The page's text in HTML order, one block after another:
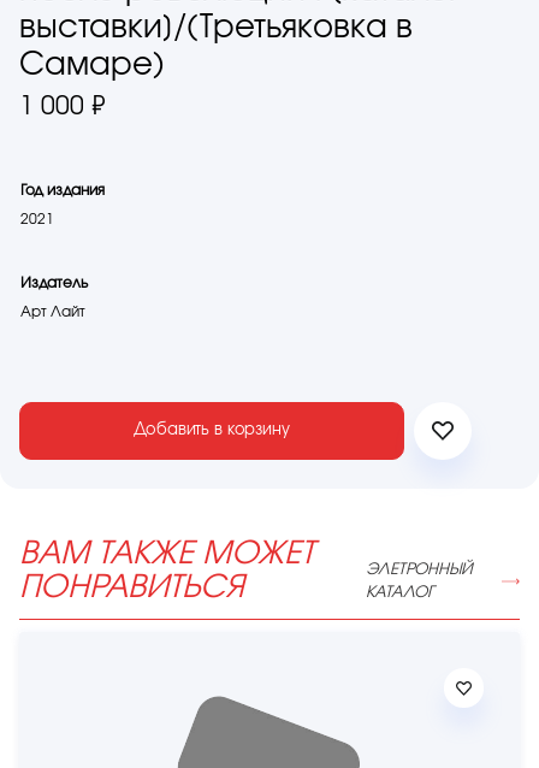
выставки]/(Третьяковка в
Самаре)
1 000 ₽
Год издания
2021
Издатель
Арт Лайт
Добавить в корзину
ВАМ ТАКЖЕ МОЖЕТ
ПОНРАВИТЬСЯ
ЭЛЕТРОННЫЙ
КАТАЛОГ